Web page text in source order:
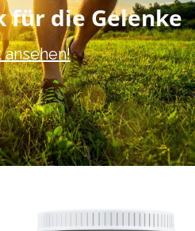
für die Gelenke